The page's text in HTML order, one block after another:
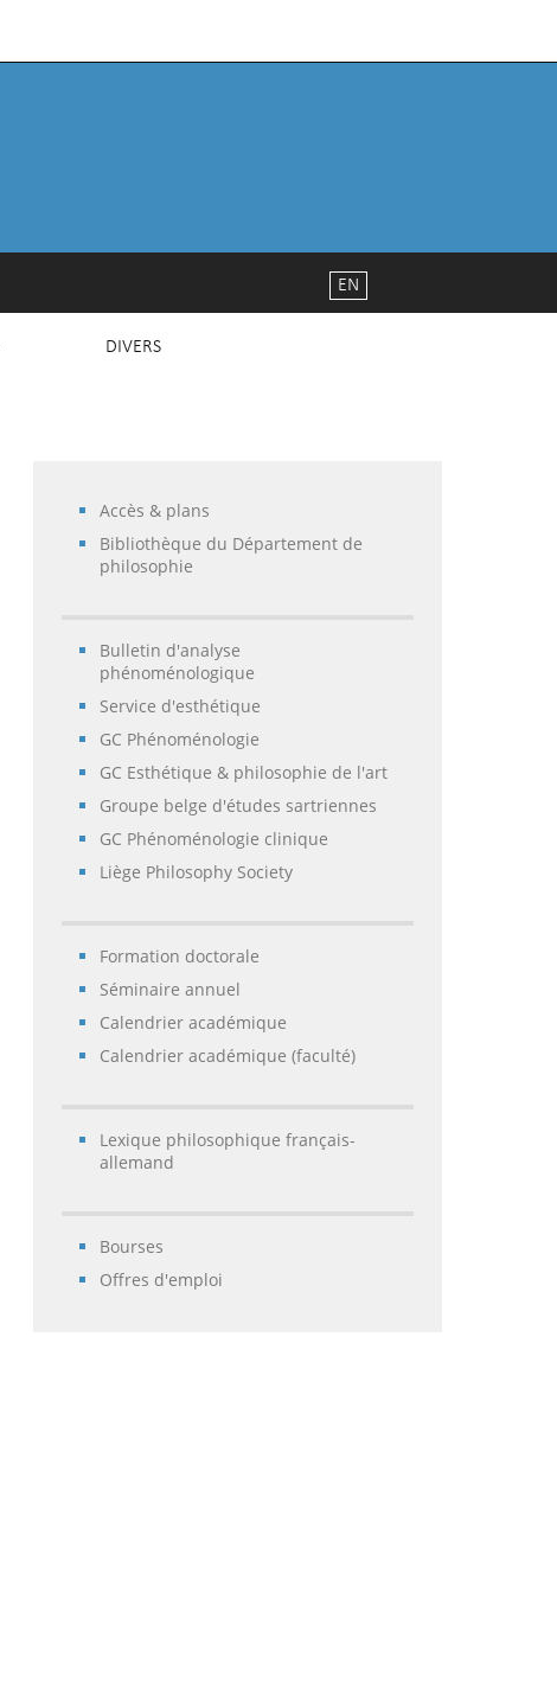
DIVERS
EN
Accès & plans
Bibliothèque du Département de
philosophie
Bulletin d'analyse
phénoménologique
Service d'esthétique
GC Phénoménologie
GC Esthétique & philosophie de l'art
Groupe belge d'études sartriennes
GC Phénoménologie clinique
Liège Philosophy Society
Formation doctorale
Séminaire annuel
Calendrier académique
Calendrier académique (faculté)
Lexique philosophique français-
allemand
Bourses
Offres d'emploi